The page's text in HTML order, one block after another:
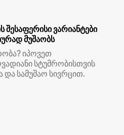
შესაფერისი ვარიანტები
მუშაობს
იპოვეთ
სტუმრობისთვის
და სამუშაო სივრცით.